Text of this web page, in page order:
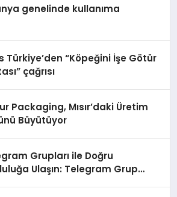
genelinde kullanıma
Türkiye’den “Köpeğini İşe Götür
çağrısı
Packaging, Mısır’daki Üretim
Büyütüyor
Grupları ile Doğru
Ulaşın: Telegram Grup